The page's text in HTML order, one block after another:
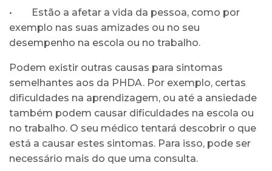
• Estão a afetar a vida da pessoa, como por
exemplo nas suas amizades ou no seu
desempenho na escola ou no trabalho.
Podem existir outras causas para sintomas
semelhantes aos da PHDA. Por exemplo, certas
dificuldades na aprendizagem, ou até a ansiedade
também podem causar dificuldades na escola ou
no trabalho. O seu médico tentará descobrir o que
está a causar estes sintomas. Para isso, pode ser
necessário mais do que uma consulta.